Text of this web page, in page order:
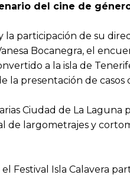
del cine de
la participación de su
Bocanegra, el
a la isla de
la presentación de casos
Ciudad de La
largometrajes y
Festival Isla Calavera